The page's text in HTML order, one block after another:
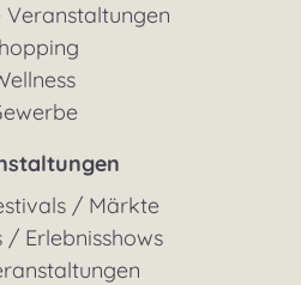
Veranstaltungen
/ Märkte
/ Erlebnisshows